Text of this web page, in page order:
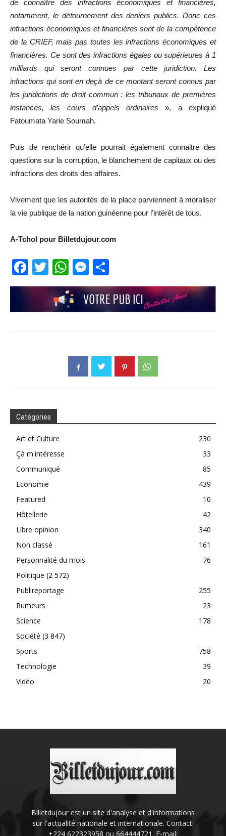
de connaître des infractions économiques et financières,
notamment, le détournement des deniers publics. Donc ces
infractions économiques et financières sont de la compétence
de la CRIEF, mais pas toutes les infractions économiques et
financières. Ce sont des infractions égales ou supérieures à 1
milliards qui seront connues par cette juridiction. Les
infractions qui sont en deçà de ce montant seront connus par
les juridictions de droit commun : les tribunaux de premières
instances, les cours d’appels ordinaires », a expliqué
Fatoumata Yarie Soumah.
Puis de renchérir qu’elle pourrait également connaitre des
questions sur la corruption, le blanchement de capitaux ou des
infractions des droits des affaires.
Vivement que les autorités de la place parviennent à moraliser
la vie publique de la nation guinéenne pour l’intérêt de tous.
A-Tchol pour Billetdujour.com
Facebook
TwitterWhatsApp
Messenger
Catégories
Art et Culture
230
Çà m'intéresse
33
Communiqué
85
Economie
439
Featured
10
Hôtellerie
42
Libre opinion
340
Non classé
161
Personnalité du mois
76
Politique (2 572)
Publireportage
255
Rumeurs
23
Science
178
Société (3 847)
Sports
758
Technologie
39
Vidéo
20
Billetdujour est un site d'analyse et d'informations
sur l'actualité nationale et internationale. Contact:
+224 622323958 ou 664444721. E-mail: